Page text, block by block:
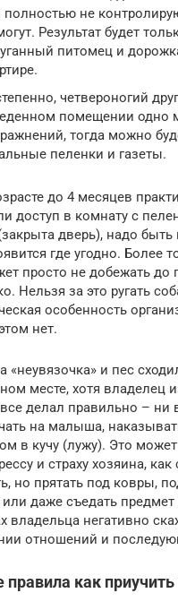
полностью не
Результат будет
питомец и
четвероногий
помещении одно
тогда можно
пеленки и газеты.
до 4 месяцев
доступ в комнату с
дверь), надо
где угодно. Более
просто не добежать до
Нельзя за это ругать
особенность
нет.
и пес
месте, хотя владелец
делал правильно – ни
на малыша,
в кучу (лужу). Это
и страху хозяина,
но прятать под ковры,
даже съедать предмет
владельца негативно
отношений и
как